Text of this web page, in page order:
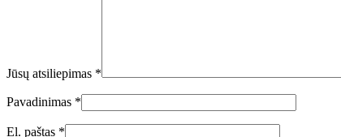
Jūsų atsiliepimas *
Pavadinimas *
El. paštas *